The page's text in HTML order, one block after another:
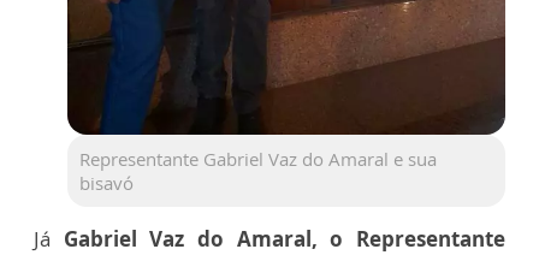
Representante Gabriel Vaz do Amaral e sua
bisavó
Já Gabriel Vaz do Amaral, o Representante